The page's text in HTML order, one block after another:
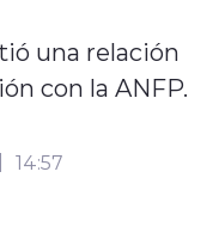
una relación
con la ANFP.
14:57